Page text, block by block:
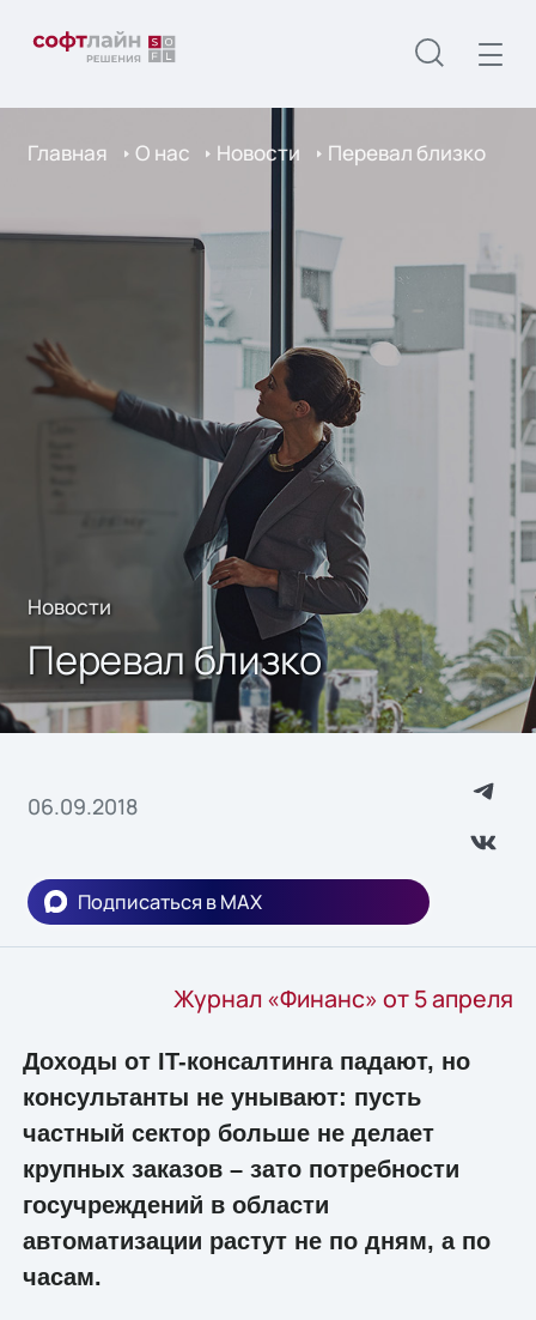
Главная О нас Новости Перевал близко
Новости
Перевал близко
06.09.2018
Подписаться в MAX
Журнал «Финанс» от 5 апреля
Доходы от IT-консалтинга падают, но
консультанты не унывают: пусть
частный сектор больше не делает
крупных заказов – зато потребности
госучреждений в области
автоматизации растут не по дням, а по
часам.